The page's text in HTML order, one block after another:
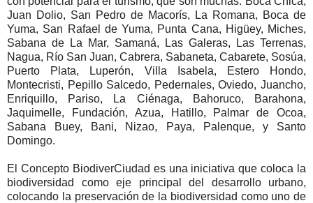
Juan Dolio, San Pedro de Macorís, La Romana, Boca de
Yuma, San Rafael de Yuma, Punta Cana, Higüey, Miches,
Sabana de La Mar, Samaná, Las Galeras, Las Terrenas,
Nagua, Río San Juan, Cabrera, Sabaneta, Cabarete, Sosúa,
Puerto Plata, Luperón, Villa Isabela, Estero Hondo,
Montecristi, Pepillo Salcedo, Pedernales, Oviedo, Juancho,
Enriquillo, Pariso, La Ciénaga, Bahoruco, Barahona,
Jaquimelle, Fundación, Azua, Hatillo, Palmar de Ocoa,
Sabana Buey, Bani, Nizao, Paya, Palenque, y Santo
Domingo.
El Concepto BiodiverCiudad es una iniciativa que coloca la
biodiversidad como eje principal del desarrollo urbano,
colocando la preservación de la biodiversidad como uno de